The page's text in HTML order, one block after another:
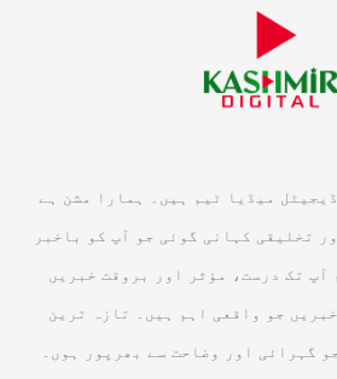
میڈیا ٹیم ہیں۔ ہمارا مشن ہے
تخلیقی کہانی گوئی جو آپ کو باخبر
آپ تک درست، مؤثر اور بروقت خبریں
جو واقعی اہم ہیں۔ تازہ ترین
گہرائی اور وضاحت سے بھرپور ہوں۔